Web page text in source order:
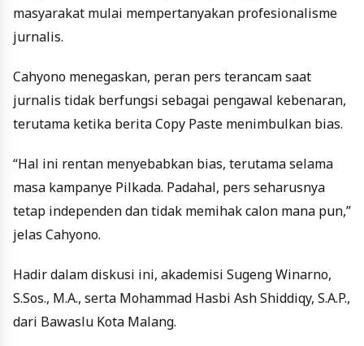
masyarakat mulai mempertanyakan profesionalisme
jurnalis.
Cahyono menegaskan, peran pers terancam saat
jurnalis tidak berfungsi sebagai pengawal kebenaran,
terutama ketika berita Copy Paste menimbulkan bias.
“Hal ini rentan menyebabkan bias, terutama selama
masa kampanye Pilkada. Padahal, pers seharusnya
tetap independen dan tidak memihak calon mana pun,”
jelas Cahyono.
Hadir dalam diskusi ini, akademisi Sugeng Winarno,
S.Sos., M.A., serta Mohammad Hasbi Ash Shiddiqy, S.A.P.,
dari Bawaslu Kota Malang.